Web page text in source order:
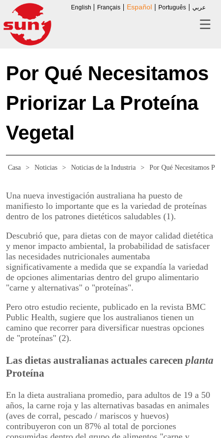
English Français Español Português عربي
Por Qué Necesitamos
Priorizar La Proteína
Vegetal
Casa > Noticias > Noticias de la Industria > Por Qué Necesitamos